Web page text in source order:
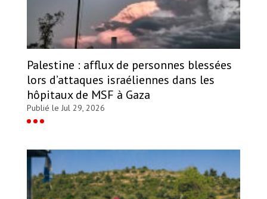
Palestine : afflux de personnes blessées
lors d’attaques israéliennes dans les
hôpitaux de MSF à Gaza
Publié le Jul 29, 2026